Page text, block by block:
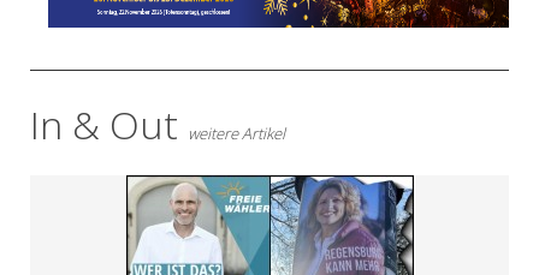
In & Out weitere Artikel